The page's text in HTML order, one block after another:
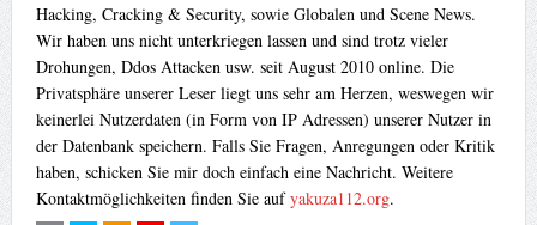
Hacking, Cracking & Security, sowie Globalen und Scene News.
Wir haben uns nicht unterkriegen lassen und sind trotz vieler
Drohungen, Ddos Attacken usw. seit August 2010 online. Die
Privatsphäre unserer Leser liegt uns sehr am Herzen, weswegen wir
keinerlei Nutzerdaten (in Form von IP Adressen) unserer Nutzer in
der Datenbank speichern. Falls Sie Fragen, Anregungen oder Kritik
haben, schicken Sie mir doch einfach eine Nachricht. Weitere
Kontaktmöglichkeiten finden Sie aufyakuza112.org.